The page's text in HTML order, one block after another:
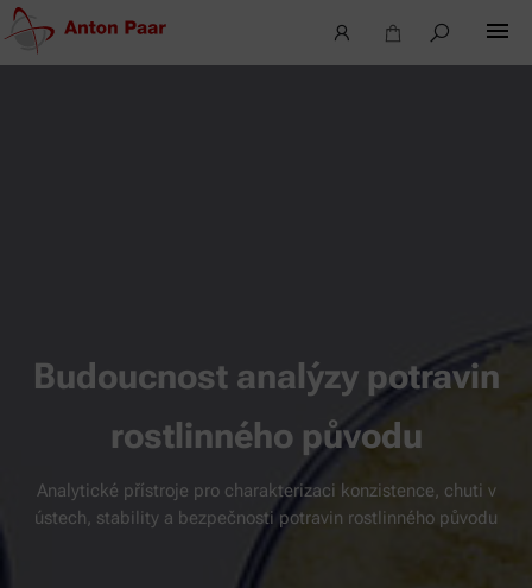
Budoucnost analýzy potravin
rostlinného původu
Analytické přístroje pro charakterizaci konzistence, chuti v
ústech, stability a bezpečnosti potravin rostlinného původu